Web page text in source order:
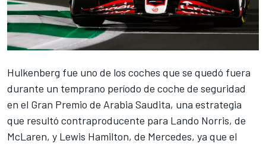
Hulkenberg fue uno de los coches que se quedó fuera
durante un temprano período de coche de seguridad
en el Gran Premio de Arabia Saudita, una estrategia
que resultó contraproducente para Lando Norris, de
McLaren, y Lewis Hamilton, de Mercedes, ya que el